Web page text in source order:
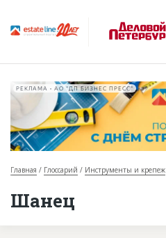
О проекте
РЕКЛАМА • АО "ДП БИЗНЕС ПРЕСС"
Главная Глоссарий Инструменты и крепеж
Шанец